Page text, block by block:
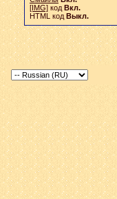
[IMG] код Вкл.
HTML код Выкл.